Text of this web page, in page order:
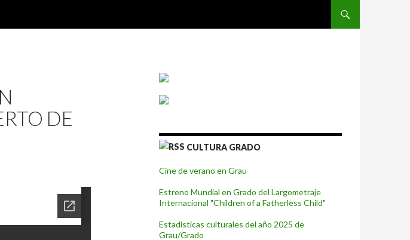
DE
CULTURA GRADO
Cine de verano en Grau
Estreno Mundial en Grado del Largometraje
Internacional "Children of a Fatherless Child"
Estadísticas culturales del año 2025 de
Grau/Grado